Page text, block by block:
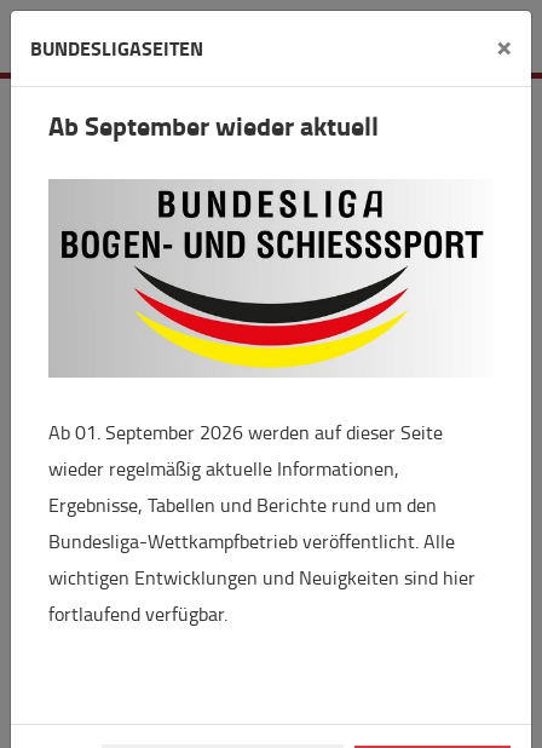
Verein
Wissener SV 1870 e.V.
Stadionstrasse
Wissen 57537
mueller.bu(at)t-online.de
www.sv-wissen.de
+
−
BUNDESLIGASEITEN ×
Ab September wieder aktuell
Ab 01. September 2026 werden auf dieser Seite
wieder regelmäßig aktuelle Informationen,
Ergebnisse, Tabellen und Berichte rund um den
Bundesliga-Wettkampfbetrieb veröffentlicht. Alle
wichtigen Entwicklungen und Neuigkeiten sind hier
fortlaufend verfügbar.